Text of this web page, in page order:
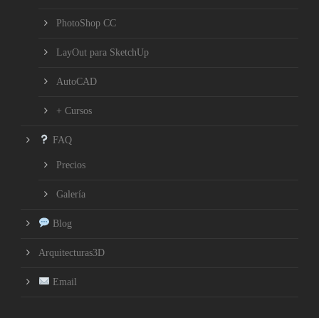
PhotoShop CC
LayOut para SketchUp
AutoCAD
+ Cursos
FAQ
Precios
Galería
Blog
Arquitecturas3D
Email